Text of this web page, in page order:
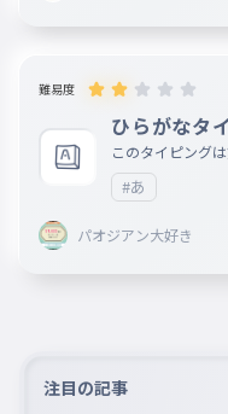
ぎょ
ぎょ
じゃ
じゃ
じゅ
070 ぢゃ
難易度
ひらがなタ
このタイピング
ずプレイしてく
見ての都合で合
以上
#あ
パオジアン大好き
注目の記事